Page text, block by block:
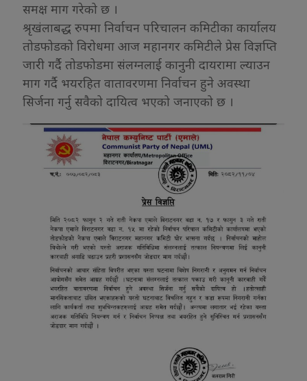
समक्ष माग गरेको छ ।
श्रृखंलाबद्ध रुपमा निर्वाचन परिचालन कमिटीका कार्यालय
तोडफोडको विरोधमा आज महानगर कमिटीले प्रेस विज्ञप्ति
जारी गर्दै तोडफोडमा संलग्नलाई कानुनी दायरामा ल्याउन
माग गर्दै भयरहित वातावरणमा निर्वाचन हुने अवस्था
सिर्जना गर्नु सवैको दायित्व भएको जनाएको छ ।